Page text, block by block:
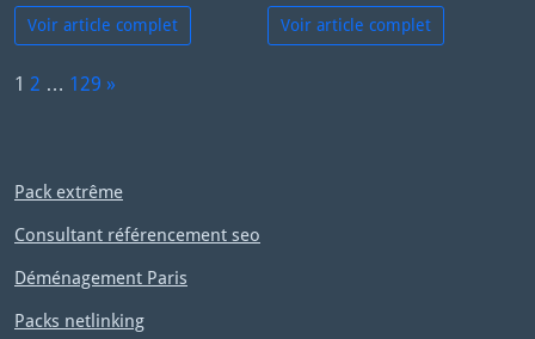
Voir article complet Voir article complet
P
1 2 … 129
t
»
Pack extrême
Consultant référencement seo
Déménagement Paris
Packs netlinking